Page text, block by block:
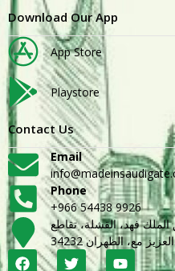
Download Our App
App Store
Playstore
Contact Us
Email
Phone
+966 54438 9926
طريق الملك فهد، القشلة، تقاطع
مع، الظهران 34232